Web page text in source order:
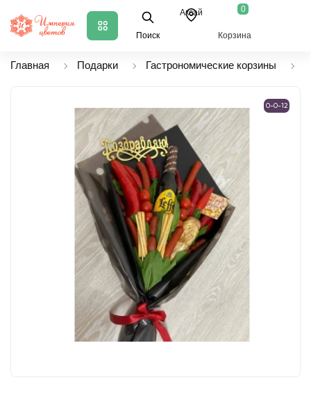
Поиск
Аксай 0
Корзина
Главная Подарки Гастрономические корзины
0-0-12